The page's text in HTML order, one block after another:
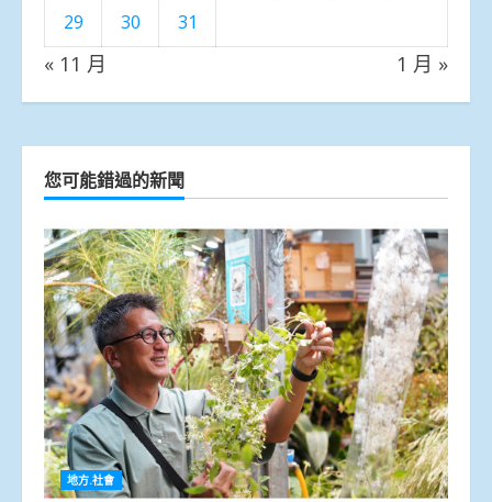
29
30 31
« 11 月 1 月 »
您可能錯過的新聞
地方.社會